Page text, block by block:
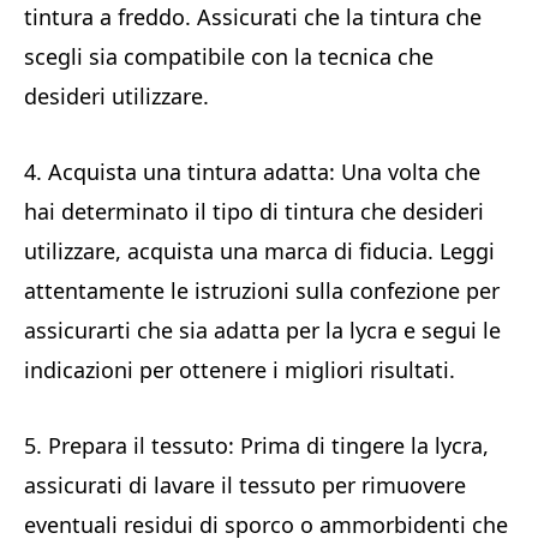
tintura a freddo. Assicurati che la tintura che
scegli sia compatibile con la tecnica che
desideri utilizzare.
4. Acquista una tintura adatta: Una volta che
hai determinato il tipo di tintura che desideri
utilizzare, acquista una marca di fiducia. Leggi
attentamente le istruzioni sulla confezione per
assicurarti che sia adatta per la lycra e segui le
indicazioni per ottenere i migliori risultati.
5. Prepara il tessuto: Prima di tingere la lycra,
assicurati di lavare il tessuto per rimuovere
eventuali residui di sporco o ammorbidenti che